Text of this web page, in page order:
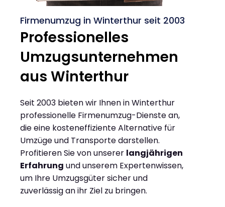
Firmenumzug in Winterthur seit 2003
Professionelles
Umzugsunternehmen
aus Winterthur
Seit 2003 bieten wir Ihnen in Winterthur
professionelle Firmenumzug-Dienste an,
die eine kosteneffiziente Alternative für
Umzüge und Transporte darstellen.
Profitieren Sie von unserer langjährigen
Erfahrung und unserem Expertenwissen,
um Ihre Umzugsgüter sicher und
zuverlässig an ihr Ziel zu bringen.